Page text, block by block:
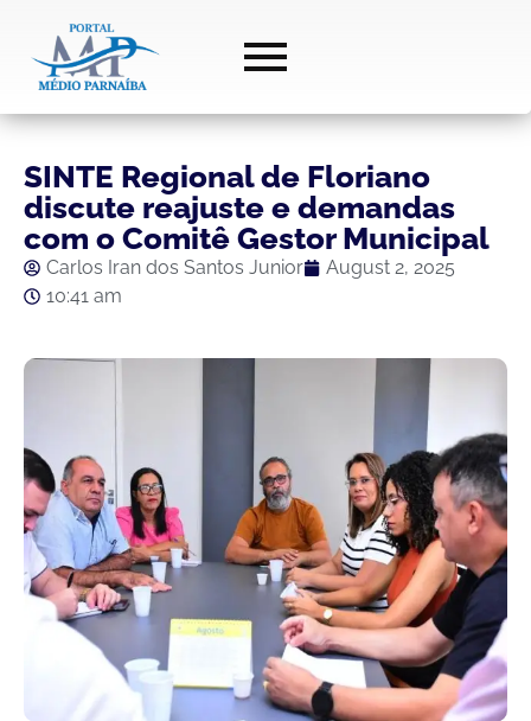
SINTE Regional de Floriano
discute reajuste e demandas
com o Comitê Gestor Municipal
Carlos Iran dos Santos Junior
August 2, 2025
10:41 am